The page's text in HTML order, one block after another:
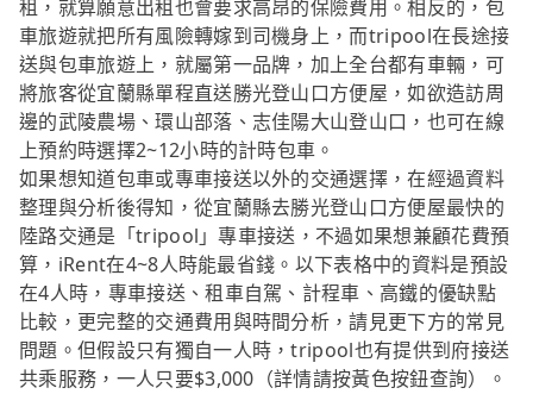
租，就算願意出租也會要求高昂的保險費用。相反的，包
車旅遊就把所有風險轉嫁到司機身上，而tripool在長途接
送與包車旅遊上，就屬第一品牌，加上全台都有車輛，可
將旅客從宜蘭縣單程直送勝光登山口方便屋，如欲造訪周
邊的武陵農場、環山部落、志佳陽大山登山口，也可在線
上預約時選擇2~12小時的計時包車。
如果想知道包車或專車接送以外的交通選擇，在經過資料
整理與分析後得知，從宜蘭縣去勝光登山口方便屋最快的
陸路交通是「tripool」專車接送，不過如果想兼顧花費預
算，iRent在4~8人時能最省錢。以下表格中的資料是預設
在4人時，專車接送、租車自駕、計程車、高鐵的優缺點
比較，更完整的交通費用與時間分析，請見更下方的常見
問題。但假設只有獨自一人時，tripool也有提供到府接送
共乘服務，一人只要$3,000（詳情請按黃色按鈕查詢）。